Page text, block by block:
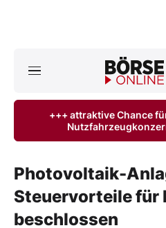
ktuelle Ausgabe
Anlageprodukte
Finanz-Check
+++ attraktive Chance
Photovoltaik-
Steuervorteile für
beschlossen